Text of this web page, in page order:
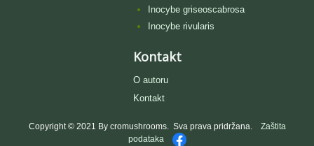
Inocybe griseoscabrosa
Inocybe rivularis
Kontakt
O autoru
Kontakt
Copyright © 2021 By cromushrooms. Sva prava pridržana. Zaštita
podataka